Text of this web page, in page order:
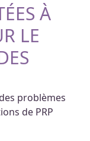
À
LE
problèmes
de PRP